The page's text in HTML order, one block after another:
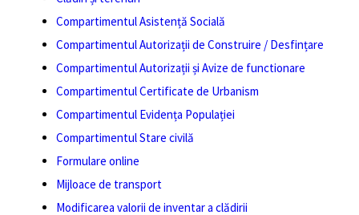
Compartimentul Asistență Socială
Compartimentul Autorizații de Construire / Desfințare
Compartimentul Autorizații și Avize de functionare
Compartimentul Certificate de Urbanism
Compartimentul Evidența Populației
Compartimentul Stare civilă
Formulare online
Mijloace de transport
Modificarea valorii de inventar a clădirii